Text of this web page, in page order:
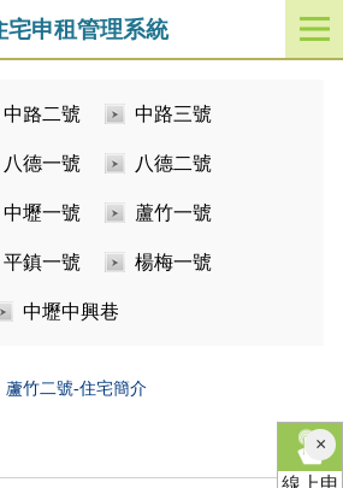
宅申租管理系統
開
啟
中路二號 中路三號
八德一號 八德二號
中壢一號 蘆竹一號
平鎮一號 楊梅一號
中壢中興巷
蘆竹二號-住宅簡介
×關
閉
線上申